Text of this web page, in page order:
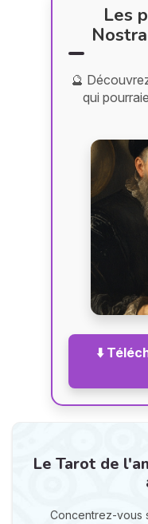
Les
🔮
qui
⬇️
Le Tarot de
Concentrez-vous